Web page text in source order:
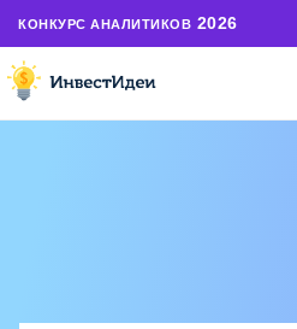
КОНКУРС АНАЛИТИКОВ 2026